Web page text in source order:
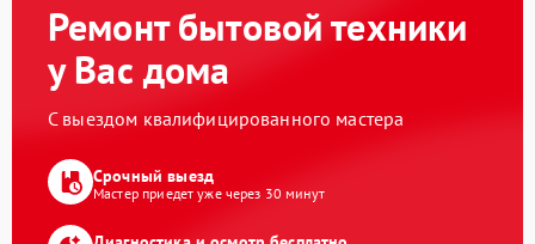
Ремонт бытовой техники
у Вас дома
С выездом квалифицированного мастера
Срочный выезд
Мастер приедет уже через 30 минут